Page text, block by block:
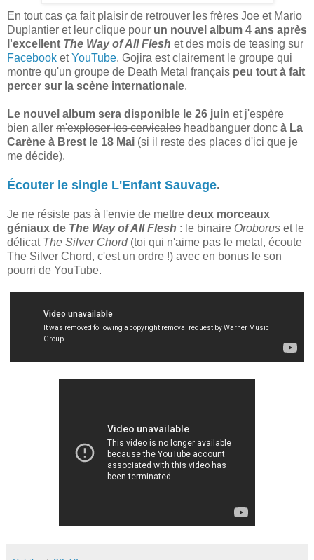
En tout cas ça fait plaisir de retrouver les frères Joe et Mario
Duplantier et leur clique pour un nouvel album 4 ans après
l'excellent The Way of All Flesh et des mois de teasing sur
Facebook etYouTube. Gojira est clairement le groupe qui
montre qu'un groupe de Death Metal français peu tout à fait
percer sur la scène internationale.
Le nouvel album sera disponible le 26 juin et j'espère
bien aller m'exploser les cervicales headbanguer donc à La
Carène à Brest le 18 Mai (si il reste des places d'ici que je
me décide).
Écouter le single L'Enfant Sauvage.
Je ne résiste pas à l'envie de mettre deux morceaux
géniaux de The Way of All Flesh : le binaire Oroborus et le
délicat The Silver Chord(toi qui n'aime pas le metal, écoute
The Silver Chord, c'est un ordre !) avec en bonus le son
pourri de YouTube.